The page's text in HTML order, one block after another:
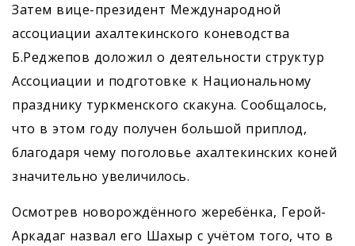
Затем вице-президент Международной
ассоциации ахалтекинского коневодства
Б.Реджепов доложил о деятельности структур
Ассоциации и подготовке к Национальному
празднику туркменского скакуна. Сообщалось,
что в этом году получен большой приплод,
благодаря чему поголовье ахалтекинских коней
значительно увеличилось.
Осмотрев новорождённого жеребёнка, Герой-
Аркадаг назвал его Шахыр с учётом того, что в